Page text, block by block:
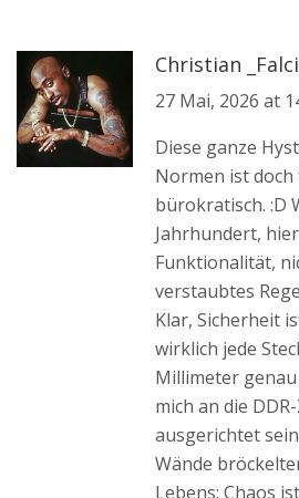
Christian
27 Mai, 2026 at
Diese ganze
Normen ist
bürokratisch. :D
Jahrhundert,
Funktionalität,
verstaubtes
Klar, Sicherheit
wirklich jede
Millimeter
mich an die
ausgerichtet
Wände
Lebens: Chaos